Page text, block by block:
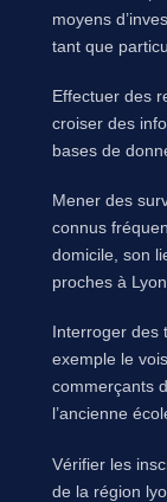
moyens
tant que
Effectuer des
croiser des
bases de
Mener des
connus
domicile, son
proches à
Interroger des
exemple le
commerçants
l’ancienne
Vérifier les
de la région